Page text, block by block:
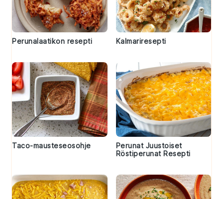
Perunalaatikon resepti Kalmariresepti
Taco-mausteseosohje
Perunat Juustoiset
Röstiperunat Resepti